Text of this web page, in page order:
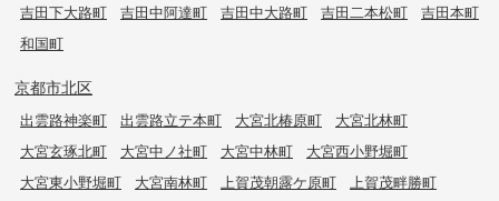
吉田下大路町
吉田中阿達町 吉田中大路町 吉田二本松町
吉田本町
和国町
京都市北区
出雲路神楽町 出雲路立テ本町 大宮北椿原町
大宮北林町
大宮玄琢北町
大宮中ノ社町 大宮中林町
大宮西小野堀町
大宮東小野堀町
大宮南林町 上賀茂朝露ケ原町
上賀茂畔勝町